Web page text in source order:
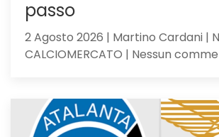
passo
2 Agosto 2026 | Martino Cardani |
CALCIOMERCATO | Nessun